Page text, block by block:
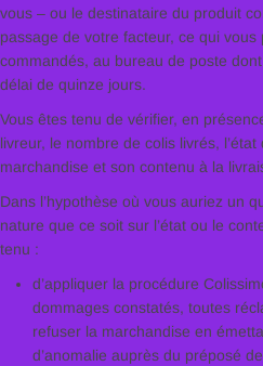
vous – ou le destinataire du produit
passage de votre facteur, ce qui
commandés, au bureau de poste
délai de quinze jours.
Vous êtes tenu de vérifier, en
livreur, le nombre de colis livrés, l’état
marchandise et son contenu à la
Dans l’hypothèse où vous auriez un
nature que ce soit sur l’état ou le
tenu :
d’appliquer la procédure
dommages constatés, toutes
refuser la marchandise en
d’anomalie auprès du préposé